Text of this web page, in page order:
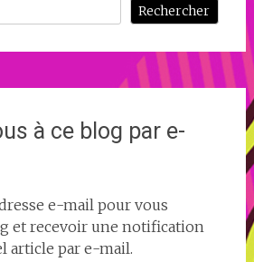
Rechercher
à ce blog par e-
e-mail pour vous
et recevoir une notification
article par e-mail.